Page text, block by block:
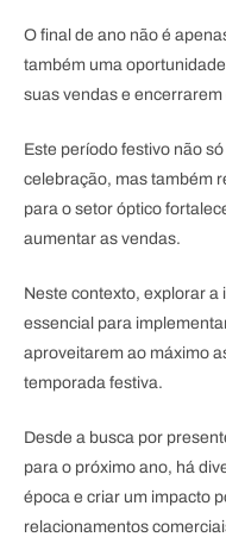
O final de ano não é
também uma
suas vendas e
Este período festivo não
celebração, mas também
para o setor óptico
aumentar as vendas.
Neste contexto, explorar
essencial para
aproveitarem ao máximo
temporada festiva.
Desde a busca por
para o próximo ano, há
época e criar um impacto
relacionamentos